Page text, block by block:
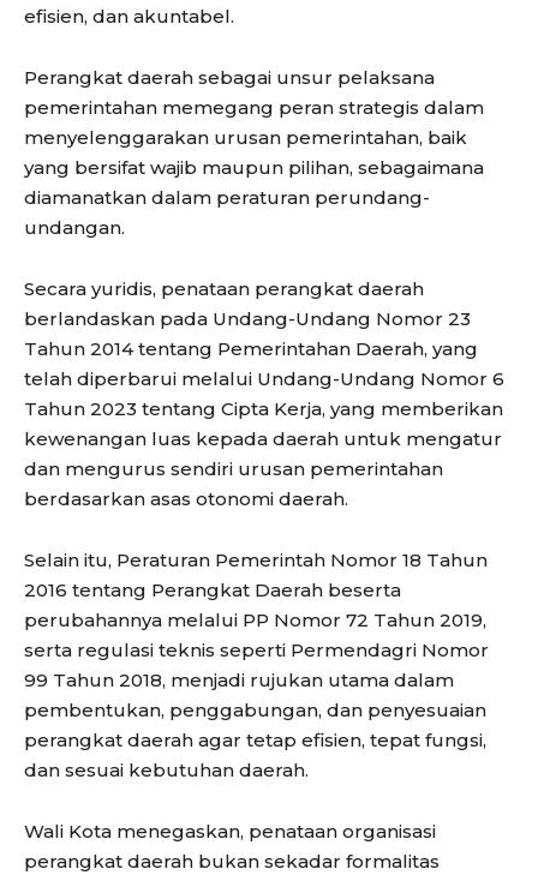
efisien, dan akuntabel.
Perangkat daerah sebagai unsur pelaksana
pemerintahan memegang peran strategis dalam
menyelenggarakan urusan pemerintahan, baik
yang bersifat wajib maupun pilihan, sebagaimana
diamanatkan dalam peraturan perundang-
undangan.
Secara yuridis, penataan perangkat daerah
berlandaskan pada Undang-Undang Nomor 23
Tahun 2014 tentang Pemerintahan Daerah, yang
telah diperbarui melalui Undang-Undang Nomor 6
Tahun 2023 tentang Cipta Kerja, yang memberikan
kewenangan luas kepada daerah untuk mengatur
dan mengurus sendiri urusan pemerintahan
berdasarkan asas otonomi daerah.
Selain itu, Peraturan Pemerintah Nomor 18 Tahun
2016 tentang Perangkat Daerah beserta
perubahannya melalui PP Nomor 72 Tahun 2019,
serta regulasi teknis seperti Permendagri Nomor
99 Tahun 2018, menjadi rujukan utama dalam
pembentukan, penggabungan, dan penyesuaian
perangkat daerah agar tetap efisien, tepat fungsi,
dan sesuai kebutuhan daerah.
Wali Kota menegaskan, penataan organisasi
perangkat daerah bukan sekadar formalitas